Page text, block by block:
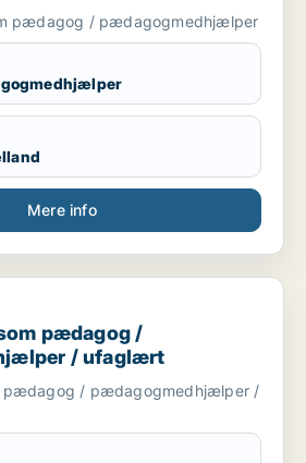
pædagog / pædagogmedhjælper
Mere info
pædagog / pædagogmedhjælper /
pædagog /
/ ufaglært
pædagog / pædagogmedhjælper /